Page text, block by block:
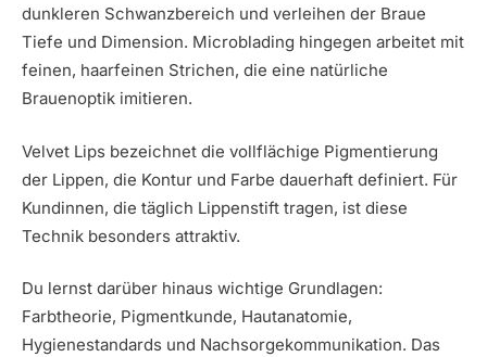
dunkleren Schwanzbereich und verleihen der Braue
Tiefe und Dimension. Microblading hingegen arbeitet mit
feinen, haarfeinen Strichen, die eine natürliche
Brauenoptik imitieren.
Velvet Lips bezeichnet die vollflächige Pigmentierung
der Lippen, die Kontur und Farbe dauerhaft definiert. Für
Kundinnen, die täglich Lippenstift tragen, ist diese
Technik besonders attraktiv.
Du lernst darüber hinaus wichtige Grundlagen:
Farbtheorie, Pigmentkunde, Hautanatomie,
Hygienestandards und Nachsorgekommunikation. Das